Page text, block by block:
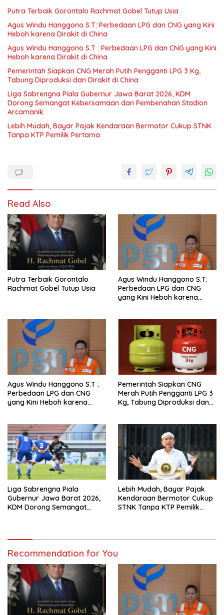
Putra Terbaik Gorontalo Rachmat Gobel Tutup Usia
Agus Windu Hanggono S.T: Perbedaan LPG dan CNG yang Kini
Heboh karena Dirakit di China
Agus Windu Hanggono S.T : Perbedaan LPG dan CNG yang Kini
Heboh karena Dirakit di China
Pemerintah Siapkan CNG Merah Putih Pengganti LPG 3 Kg,
Tabung Diproduksi dan Dirakit di China
Liga Sabrengna Piala Gubernur Jawa Barat 2026, KDM
Dorong Semangat Kebersamaan dan Pembenahan Stadion
Arcamanik
Lebih Mudah, Bayar Pajak Kendaraan Bermotor Cukup STNK
Tanpa KTP Pemilik Pertama
Read Also
Putra Terbaik Gorontalo
Rachmat Gobel Tutup Usia
Agus Windu Hanggono S.T:
Perbedaan LPG dan CNG
yang Kini Heboh karena
Agus Windu Hanggono S.T :
Perbedaan LPG dan CNG
yang Kini Heboh karena
Pemerintah Siapkan CNG
Merah Putih Pengganti LPG 3
Kg, Tabung Diproduksi dan
Liga Sabrengna Piala
Gubernur Jawa Barat 2026,
KDM Dorong Semangat
Lebih Mudah, Bayar Pajak
Kendaraan Bermotor Cukup
STNK Tanpa KTP Pemilik
Recommendation for You